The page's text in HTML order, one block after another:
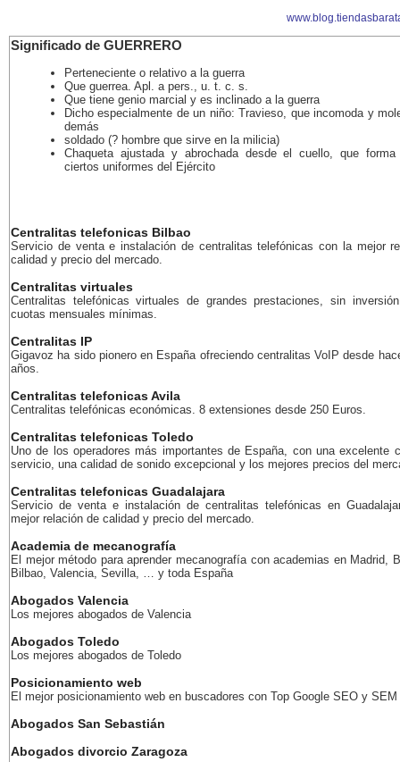
Significado de GUERRERO
Perteneciente o relativo a la guerra
Que guerrea. Apl. a pers., u. t. c. s.
Que tiene genio marcial y es inclinado a la guerra
Dicho especialmente de un niño: Travieso, que incomoda y
demás
soldado (? hombre que sirve en la milicia)
Chaqueta ajustada y abrochada desde el cuello, que
ciertos uniformes del Ejército
Centralitas telefonicas Bilbao
Servicio de venta e instalación de centralitas telefónicas con la mejor
calidad y precio del mercado.
Centralitas virtuales
Centralitas telefónicas virtuales de grandes prestaciones, sin
cuotas mensuales mínimas.
Centralitas IP
Gigavoz ha sido pionero en España ofreciendo centralitas VoIP desde
años.
Centralitas telefonicas Avila
Centralitas telefónicas económicas. 8 extensiones desde 250 Euros.
Centralitas telefonicas Toledo
Uno de los operadores más importantes de España, con una excelente
servicio, una calidad de sonido excepcional y los mejores precios del
Centralitas telefonicas Guadalajara
Servicio de venta e instalación de centralitas telefónicas en
mejor relación de calidad y precio del mercado.
Academia de mecanografía
El mejor método para aprender mecanografía con academias en Madrid,
Bilbao, Valencia, Sevilla, … y toda España
Abogados Valencia
Los mejores abogados de Valencia
Abogados Toledo
Los mejores abogados de Toledo
Posicionamiento web
El mejor posicionamiento web en buscadores con Top Google SEO y SEM
Abogados San Sebastián
Abogados divorcio Zaragoza